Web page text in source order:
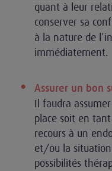
quant à leur
conserver sa
à la nature de
immédiatement.
Assurer un bon
Il faudra
place soit en
recours à un
et/ou la
possibilités